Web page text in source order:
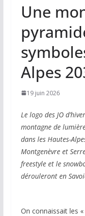
Une
Alpes
19 juin 2026
Le logo des JO
montagne de
dans les Hautes-
Montgenèvre et
freestyle et le
dérouleront en
On connaissait les